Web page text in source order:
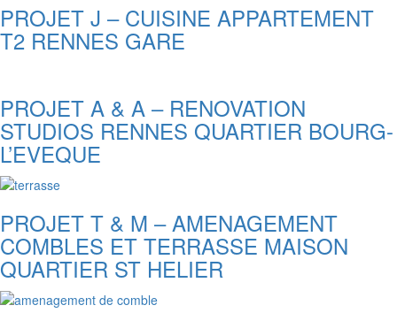
PROJET J – CUISINE APPARTEMENT
T2 RENNES GARE
PROJET A & A – RENOVATION
STUDIOS RENNES QUARTIER BOURG-
L’EVEQUE
PROJET T & M – AMENAGEMENT
COMBLES ET TERRASSE MAISON
QUARTIER ST HELIER